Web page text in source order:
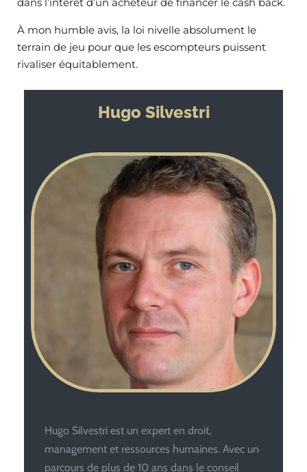
À mon humble avis, la loi nivelle absolument le
terrain de jeu pour que les escompteurs puissent
rivaliser équitablement.
Hugo Silvestri
Hugo Silvestri est un expert en droit,
management et ressources humaines. Avec un
parcours de plus de 10 ans dans le conseil